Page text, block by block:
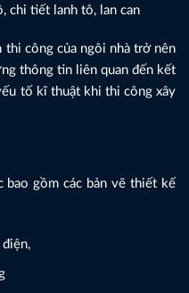
chi tiết lanh tô, lan can
thi công của ngôi nhà trở nên
thông tin liên quan đến kết
tố kĩ thuật khi thi công xây
bao gồm các bản vẽ thiết kế